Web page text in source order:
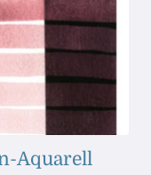
Aquarell